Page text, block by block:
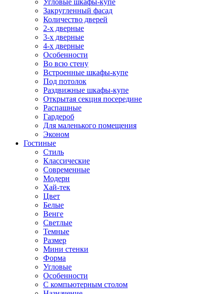
Угловые шкафы-купе
Закругленный фасад
Количество дверей
2-х дверные
3-х дверные
4-х дверные
Особенности
Во всю стену
Встроенные шкафы-купе
Под потолок
Раздвижные шкафы-купе
Открытая секция посередине
Распашные
Гардероб
Для маленького помещения
Эконом
Гостиные
Стиль
Классические
Современные
Модерн
Хай-тек
Цвет
Белые
Венге
Светлые
Темные
Размер
Мини стенки
Форма
Угловые
Особенности
С компьютерным столом